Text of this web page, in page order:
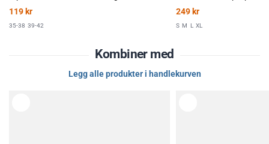
119 kr
35-38 39-42
249 kr
S M L XL
Kombiner med
Legg alle produkter i handlekurven